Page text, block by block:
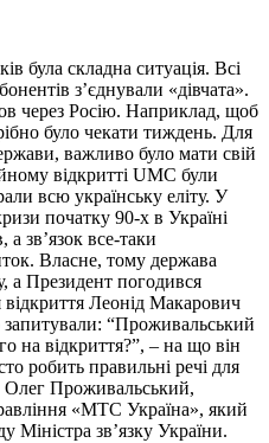
була складна ситуація. Всі
з’єднували «дівчата».
через Росію. Наприклад, щоб
було чекати тиждень. Для
важливо було мати свій
відкритті UMC були
всю українську еліту. У
початку 90-х в Україні
зв’язок все-таки
Власне, тому держава
а Президент погодився
Леонід Макарович
запитували: “Проживальський
на відкриття?”, – на що він
робить правильні речі для
Олег Проживальський,
«МТС Україна», який
Міністра зв’язку України.